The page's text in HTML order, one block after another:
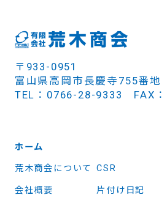
〒933-0951
富山県高岡市長慶寺755番地
TEL：0766-28-9333 FAX
ホーム
荒木商会について CSR
会社概要 片付け日記